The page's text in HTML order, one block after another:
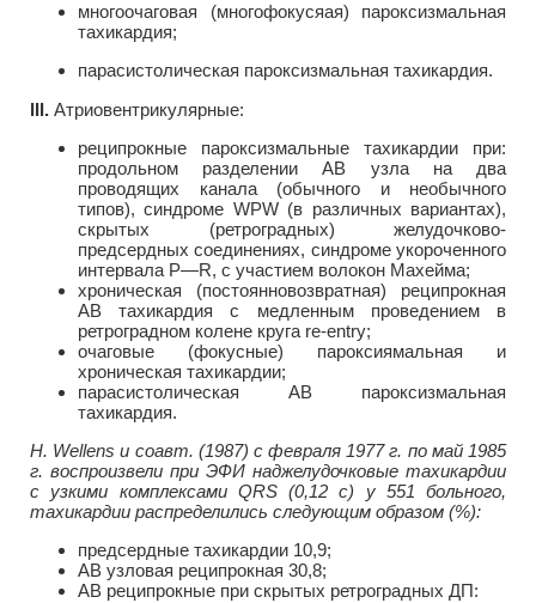
многоочаговая (многофокусяая) пароксизмальная
тахикардия;
парасистолическая пароксизмальная тахикардия.
III. Атриовентрикулярные:
реципрокные пароксизмальные тахикардии при:
продольном разделении АВ узла на два
проводящих канала (обычного и необычного
типов), синдроме WPW (в различных вариантах),
скрытых (ретроградных) желудочково-
предсердных соединениях, синдроме укороченного
интервала Р—R, с участием волокон Махейма;
хроническая (постоянновозвратная) реципрокная
АВ тахикардия с медленным проведением в
ретроградном колене круга re-entry;
очаговые (фокусные) пароксиямальная и
хроническая тахикардии;
парасистолическая АВ пароксизмальная
тахикардия.
Н. Wellens и соавт. (1987) с февраля 1977 г. по май 1985
г. воспроизвели при ЭФИ наджелудочковые тахикардии
с узкими комплексами QRS (0,12 с) у 551 больного,
тахикардии распределились следующим образом (%):
предсердные тахикардии 10,9;
АВ узловая реципрокная 30,8;
АВ реципрокные при скрытых ретроградных ДП: